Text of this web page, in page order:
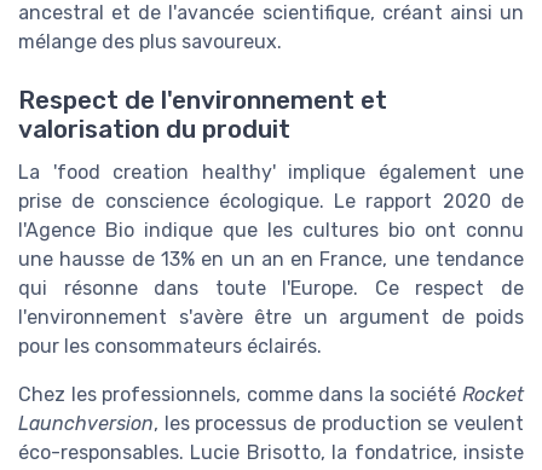
ancestral et de l'avancée scientifique, créant ainsi un
mélange des plus savoureux.
Respect de l'environnement et
valorisation du produit
La 'food creation healthy' implique également une
prise de conscience écologique. Le rapport 2020 de
l'Agence Bio indique que les cultures bio ont connu
une hausse de 13% en un an en France, une tendance
qui résonne dans toute l'Europe. Ce respect de
l'environnement s'avère être un argument de poids
pour les consommateurs éclairés.
Chez les professionnels, comme dans la société Rocket
Launchversion, les processus de production se veulent
éco-responsables. Lucie Brisotto, la fondatrice, insiste